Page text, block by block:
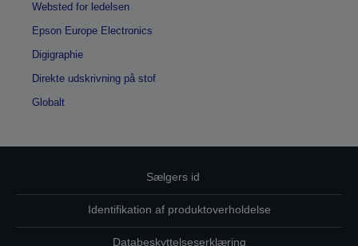
Websted for ledelsen
Epson Europe Electronics
Digigraphie
Direkte udskrivning på stof
Globalt
Sælgers id
Identifikation af produktoverholdelse
Databeskyttelseserklæring